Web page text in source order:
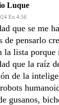
Luque
En 4:56
que se me
de pensarlo
la lista porque
que la raíz
de la
gusanos,